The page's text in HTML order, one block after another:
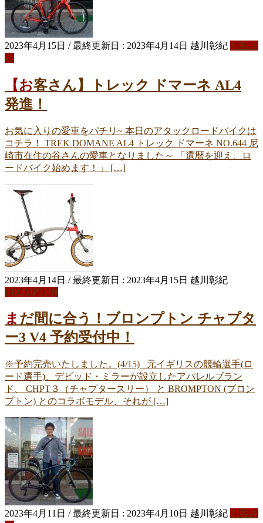
2023年4月15日 / 最終更新日 : 2023年4月14日 越川彰紀 お客さ
ん
【お客さん】トレック ドマーネ AL4
発進！
お気に入りの愛車をパチリ~ 本日のアタックロードバイクは
コチラ！ TREK DOMANE AL4 トレック ドマーネ NO.644 尼
崎市在住の谷さんの愛車となりました～ 「還暦を迎え、ロ
ードバイク始めます！」 […]
2023年4月14日 / 最終更新日 : 2023年4月15日 越川彰紀
BROMPTON
まだ間に合う！ブロンプトン チャプタ
ー3 V4 予約受付中！
※予約完売いたしました。(4/15) 元イギリスの競輪選手(ロ
ード選手)、デビッド・ミラーが設立したアパレルブラン
ド、 CHPT３（チャプタースリー） と BROMPTON (ブロン
プトン) とのコラボモデル、それが […]
2023年4月11日 / 最終更新日 : 2023年4月10日 越川彰紀 お客さ